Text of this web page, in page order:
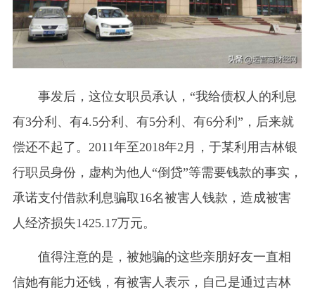
事发后，这位女职员承认，“我给债权人的利息
有3分利、有4.5分利、有5分利、有6分利”，后来就
偿还不起了。2011年至2018年2月，于某利用吉林银
行职员身份，虚构为他人“倒贷”等需要钱款的事实，
承诺支付借款利息骗取16名被害人钱款，造成被害
人经济损失1425.17万元。
值得注意的是，被她骗的这些亲朋好友一直相
信她有能力还钱，有被害人表示，自己是通过吉林